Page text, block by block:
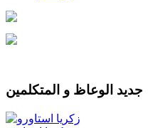
جديد الوعاظ و المتكلمين